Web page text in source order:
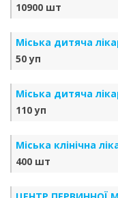
10900 шт
Міська дитяча
50 уп
Міська дитяча
110 уп
Міська клінічна
400 шт